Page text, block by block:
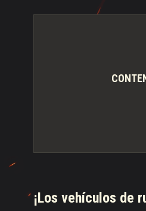
¡Los vehículos de